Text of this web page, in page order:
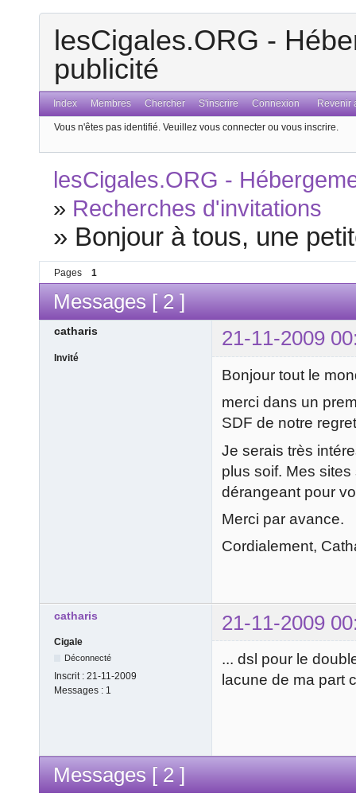
lesCigales.ORG -
publicité
Index Membres Chercher S'inscrire Connexion Revenir
Vous n'êtes pas identifié. Veuillez vous connecter ou vous inscrire.
lesCigales.ORG -
» Recherches d'invitations
» Bonjour à tous, une
Pages 1
Messages [ 2 ]
catharis 21-11-2009
Invité
Bonjour tout le
merci dans un
SDF de notre
Je serais très
plus soif. Mes
dérangeant pour
Merci par avance.
Cordialement,
catharis 21-11-2009
Cigale
Déconnecté
Inscrit : 21-11-2009
Messages : 1
... dsl pour le
lacune de ma part
Messages [ 2 ]